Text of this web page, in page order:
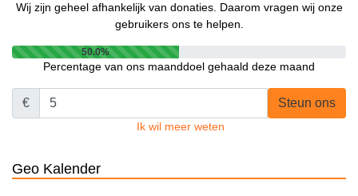
Wij zijn geheel afhankelijk van donaties. Daarom vragen wij onze
gebruikers ons te helpen.
50.0%
Percentage van ons maanddoel gehaald deze maand
€ Steun ons
Ik wil meer weten
Geo Kalender